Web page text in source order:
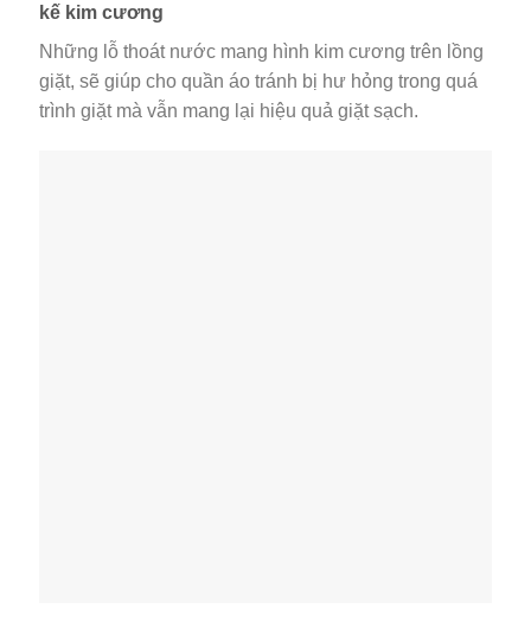
kế kim cương
Những lỗ thoát nước mang hình kim cương trên lồng
giặt, sẽ giúp cho quần áo tránh bị hư hỏng trong quá
trình giặt mà vẫn mang lại hiệu quả giặt sạch.